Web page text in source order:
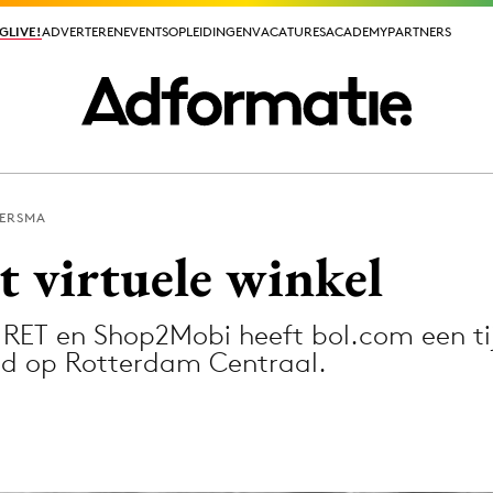
ADVERTERENEVENTSOPLEIDINGENVACATURESACADEMYPARTNERS
ADVERTERENEVENTSOPLEIDINGENVACATURESACADEMYPARTNERS
virtuele winkel
en Shop2Mobi heeft bol.com een
op Rotterdam Centraal.